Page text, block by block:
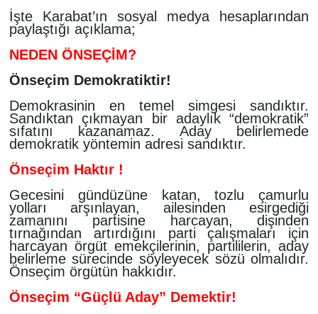
İşte Karabat’ın sosyal medya hesaplarından
paylaştığı açıklama;
NEDEN ÖNSEÇİM?
Önseçim Demokratiktir!
Demokrasinin en temel simgesi sandıktır.
Sandıktan çıkmayan bir adaylık “demokratik”
sıfatını kazanamaz. Aday belirlemede
demokratik yöntemin adresi sandıktır.
Önseçim Haktır !
Gecesini gündüzüne katan, tozlu çamurlu
yolları arşınlayan, ailesinden esirgediği
zamanını partisine harcayan, dişinden
tırnağından artırdığını parti çalışmaları için
harcayan örgüt emekçilerinin, partililerin, aday
belirleme sürecinde söyleyecek sözü olmalıdır.
Önseçim örgütün hakkıdır.
Önseçim “Güçlü Aday” Demektir!